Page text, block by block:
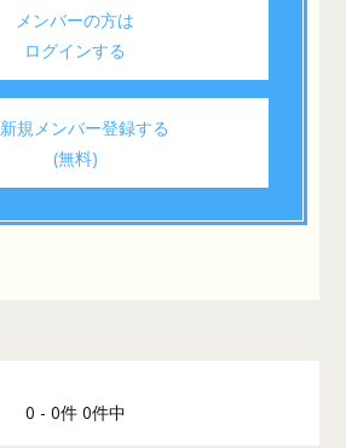
メンバーの方は
ログインする
新規メンバー登録する
(無料)
0 - 0件 0件中